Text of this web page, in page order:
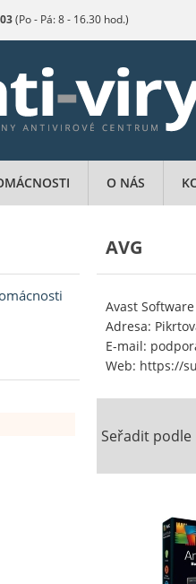
(Po - Pá: 8 - 16.30 hod.)
O NÁS
AVG
Avast
Adresa:
E-mail:
Web: https://
Seřadit podle